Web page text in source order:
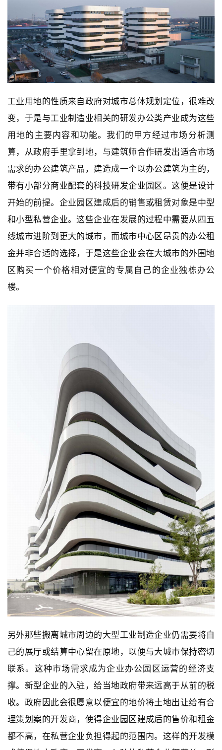
工业用地的性质来自政府对城市总体规划定位，很难改
变，于是与工业制造业相关的研发办公类产业成为这些
用地的主要内容和功能。我们的甲方经过市场分析测
算，从政府手里拿到地，与建筑师合作研发出适合市场
需求的办公建筑产品，建造成一个以办公建筑为主的，
带有小部分商业配套的科技研发企业园区。这便是设计
开始的前提。企业园区建成后的销售或租赁对象是中型
和小型私营企业。这些企业在发展的过程中需要从四五
线城市进阶到更大的城市，而城市中心区昂贵的办公租
金并非合适的选择，于是这些企业会在大城市的外围地
区购买一个价格相对便宜的专属自己的企业独栋办公
楼。
另外那些搬离城市周边的大型工业制造企业仍需要将自
己的展厅或结算中心留在原地，以便与大城市保持密切
联系。这种市场需求成为企业办公园区运营的经济支
撑。新型企业的入驻，给当地政府带来远高于从前的税
收。政府因此会很愿意以便宜的地价将土地出让给有合
理策划案的开发商，使得企业园区建成后的售价和租金
都不高，在私营企业负担得起的范围内。这样的开发模